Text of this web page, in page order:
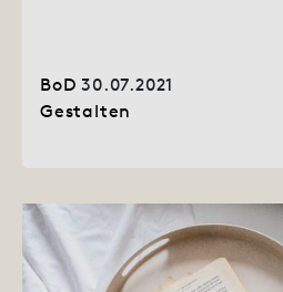
BoD 30.07.2021
Gestalten